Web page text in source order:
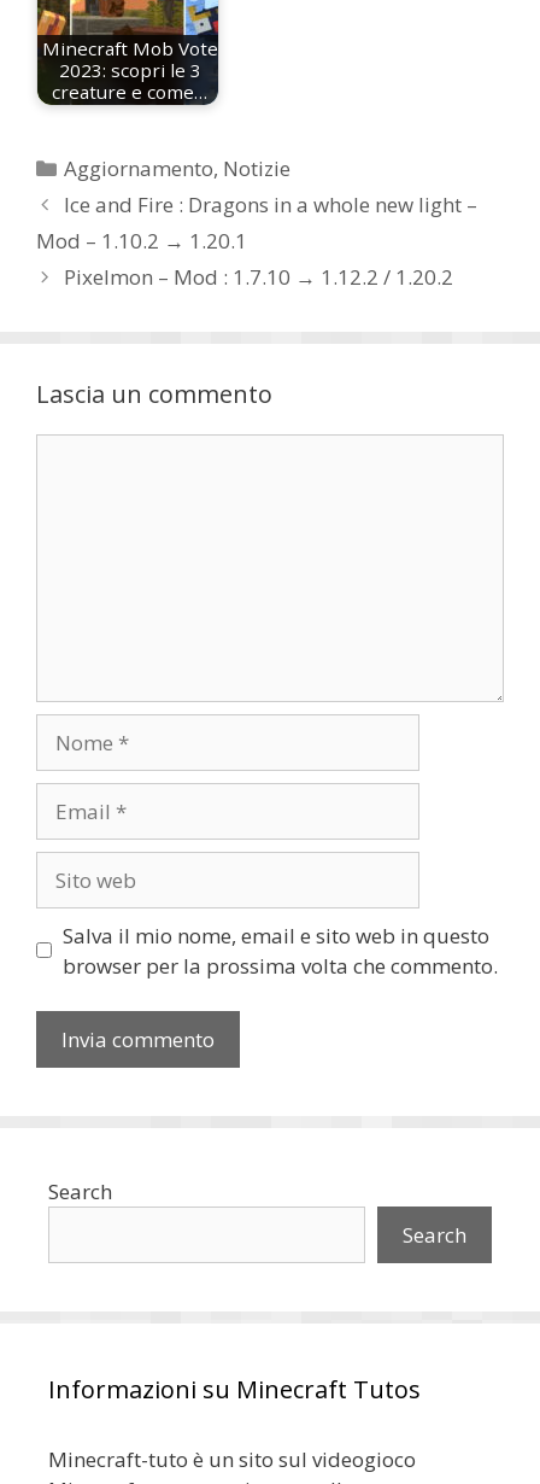
Minecraft Mob Vote
2023: scopri le 3
creature e come…
Categorie
Aggiornamento, Notizie
Ice and Fire : Dragons in a whole new light –
Mod – 1.10.2 → 1.20.1
Pixelmon – Mod : 1.7.10 → 1.12.2 / 1.20.2
Lascia un commento
web
Salva il mio nome, email e sito web in questo
browser per la prossima volta che commento.
Search
Search
Informazioni su Minecraft Tutos
Minecraft-tuto è un sito sul videogioco